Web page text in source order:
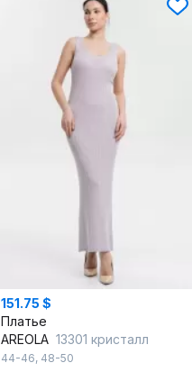
151.75 $
Платье
AREOLA 13301 кристалл
44-46, 48-50